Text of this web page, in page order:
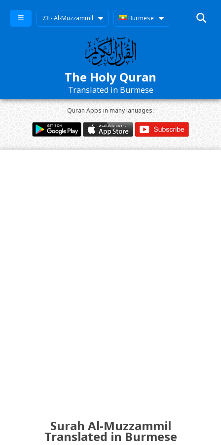
73 - Al-Muzzammil Burmese
The Holy Quran
Translated in Burmese
Quran Apps in many lanuages:
Surah Al-Muzzammil
Translated in Burmese